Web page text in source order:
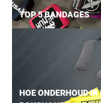
TOP 5 BANDAGES
HOE ONDERHOUD